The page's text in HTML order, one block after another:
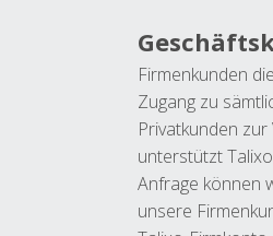
Firmenkunden
Zugang zu
Privatkunden
unterstützt
Anfrage können
unsere